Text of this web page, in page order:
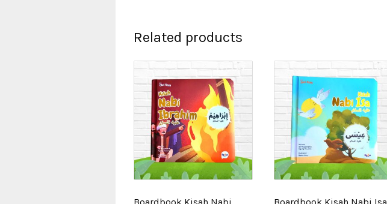
Related products
Boardbook Kisah Nabi Boardbook Kisah Nabi Isa